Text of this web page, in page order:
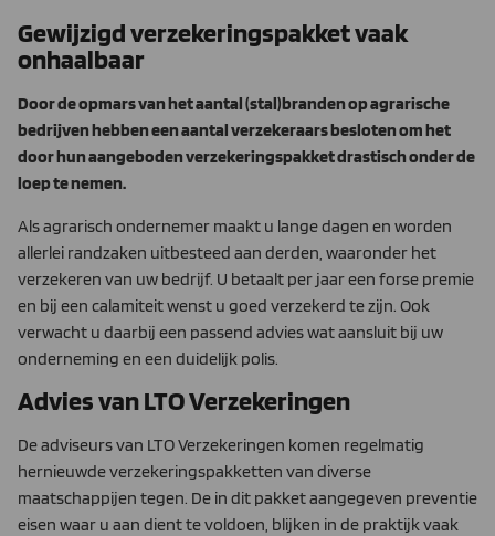
Gewijzigd verzekeringspakket vaak
onhaalbaar
Door de opmars van het aantal (stal)branden op agrarische
bedrijven hebben een aantal verzekeraars besloten om het
door hun aangeboden verzekeringspakket drastisch onder de
loep te nemen.
Als agrarisch ondernemer maakt u lange dagen en worden
allerlei randzaken uitbesteed aan derden, waaronder het
verzekeren van uw bedrijf. U betaalt per jaar een forse premie
en bij een calamiteit wenst u goed verzekerd te zijn. Ook
verwacht u daarbij een passend advies wat aansluit bij uw
onderneming en een duidelijk polis.
Advies van LTO Verzekeringen
De adviseurs van LTO Verzekeringen komen regelmatig
hernieuwde verzekeringspakketten van diverse
maatschappijen tegen. De in dit pakket aangegeven preventie
eisen waar u aan dient te voldoen, blijken in de praktijk vaak